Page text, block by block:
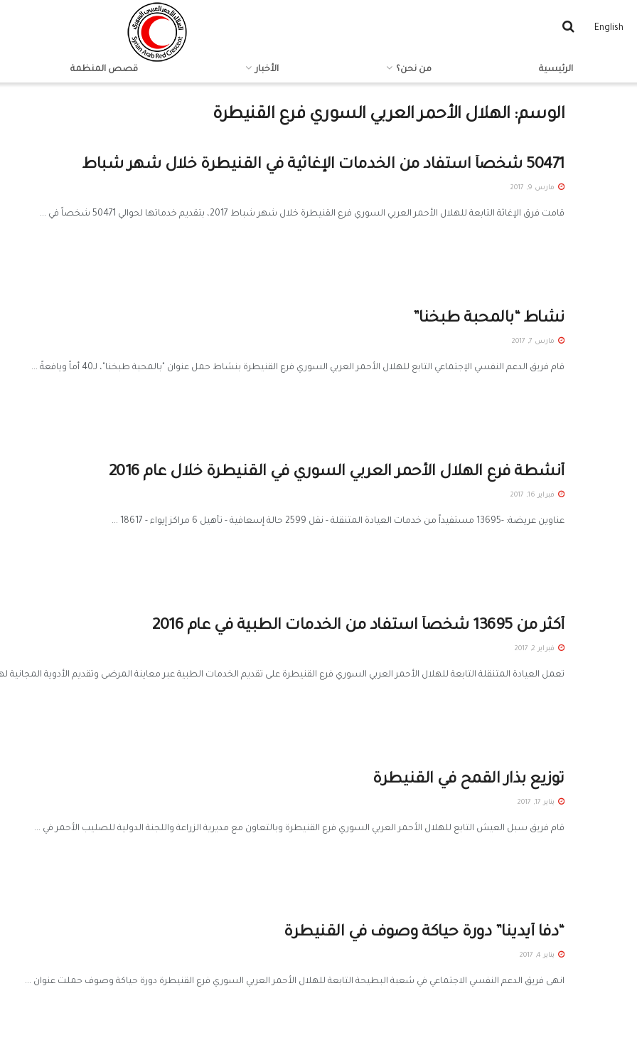
English
الرئيسية من نحن؟ الأخبار قصص المنظمة
الوسم: الهلال الأحمر العربي السوري فرع القنيطرة
50471 شخصاً استفاد من الخدمات الإغاثية في القنيطرة خلال شهر شباط
مارس 9, 2017
قامت فرق الإغاثة التابعة للهلال الأحمر العربي السوري فرع القنيطرة خلال شهر شباط 2017، بتقديم خدماتها لحوالي 50471 شخصاً في ...
نشاط “بالمحبة طبخنا”
مارس 7, 2017
قام فريق الدعم النفسي الإجتماعي التابع للهلال الأحمر العربي السوري فرع القنيطرة بنشاط حمل عنوان "بالمحبة طبخنا"، لـ40 أماً ويافعةً ...
أنشطة فرع الهلال الأحمر العربي السوري في القنيطرة خلال عام 2016
فبراير 16, 2017
عناوين عريضة: -13695 مستفيداً من خدمات العيادة المتنقلة - نقل 2599 حالة إسعافية - تأهيل 6 مراكز إيواء - 18617 ...
أكثر من 13695 شخصاً استفاد من الخدمات الطبية في عام 2016
فبراير 2, 2017
تعمل العيادة المتنقلة التابعة للهلال الأحمر العربي السوري فرع القنيطرة على تقديم الخدمات الطبية عبر معاينة المرضى وتقديم الأدوية المجانية
توزيع بذار القمح في القنيطرة
يناير 17, 2017
قام فريق سبل العيش التابع للهلال الأحمر العربي السوري فرع القنيطرة وبالتعاون مع مديرية الزراعة واللجنة الدولية للصليب الأحمر في ...
“دفا أيدينا” دورة حياكة وصوف في القنيطرة
يناير 4, 2017
انهى فريق الدعم النفسي الاجتماعي في شعبة البطيحة التابعة للهلال الأحمر العربي السوري فرع القنيطرة دورة حياكة وصوف حملت عنوان ...